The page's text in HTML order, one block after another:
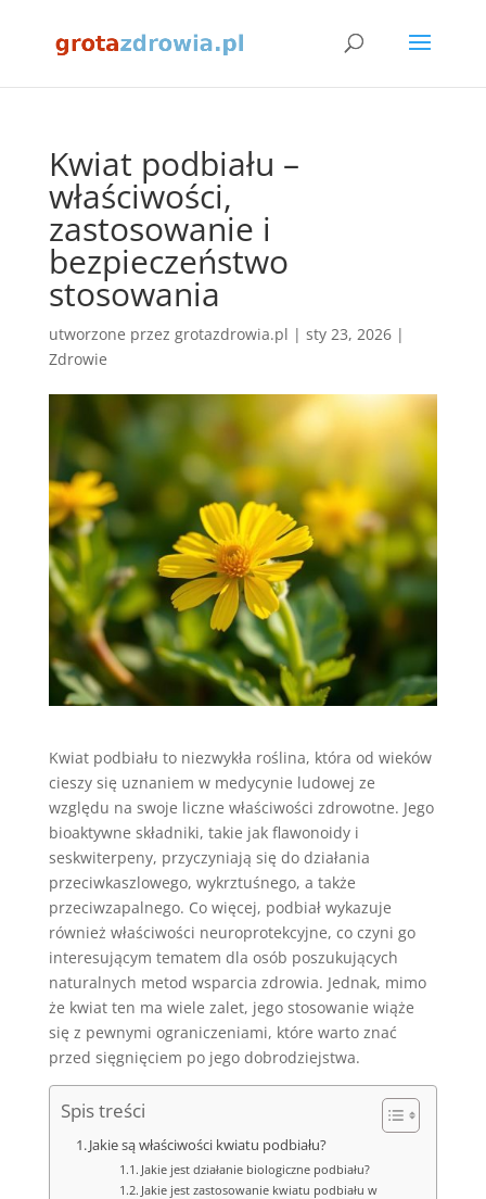
Kwiat podbiału –
właściwości,
zastosowanie i
bezpieczeństwo
stosowania
utworzone przez grotazdrowia.pl | sty 23, 2026|
Zdrowie
Kwiat podbiału to niezwykła roślina, która od wieków
cieszy się uznaniem w medycynie ludowej ze
względu na swoje liczne właściwości zdrowotne. Jego
bioaktywne składniki, takie jak flawonoidy i
seskwiterpeny, przyczyniają się do działania
przeciwkaszlowego, wykrztuśnego, a także
przeciwzapalnego. Co więcej, podbiał wykazuje
również właściwości neuroprotekcyjne, co czyni go
interesującym tematem dla osób poszukujących
naturalnych metod wsparcia zdrowia. Jednak, mimo
że kwiat ten ma wiele zalet, jego stosowanie wiąże
się z pewnymi ograniczeniami, które warto znać
przed sięgnięciem po jego dobrodziejstwa.
Spis treści
Jakie są właściwości kwiatu podbiału?
Jakie jest działanie biologiczne podbiału?
Jakie jest zastosowanie kwiatu podbiału w